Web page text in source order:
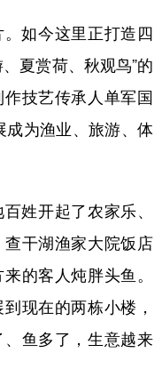
如今这里正打造四
夏赏荷、秋观鸟”的
技艺传承人单军国
成为渔业、旅游、体
开起了农家乐、
干湖渔家大院饭店
的客人炖胖头鱼。
现在的两栋小楼，
鱼多了，生意越来